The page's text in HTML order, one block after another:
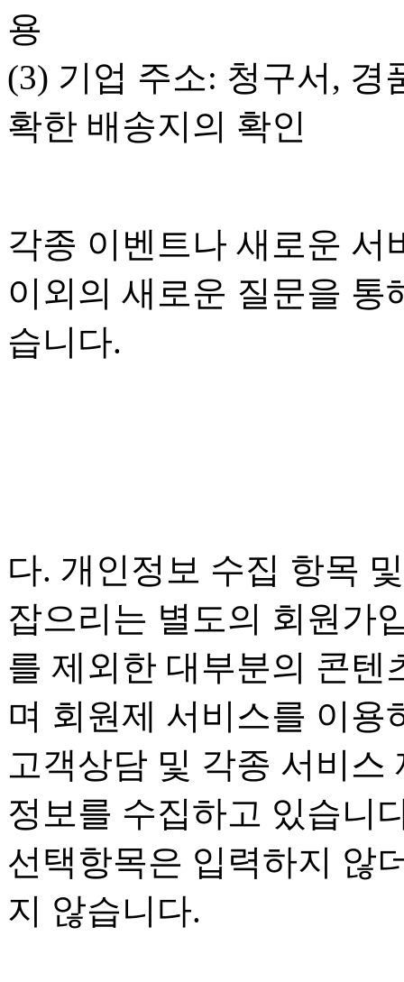
용
(3) 기업 주소: 청구서, 경
확한 배송지의 확인
각종 이벤트나 새로운 서
이외의 새로운 질문을 통
습니다.
다. 개인정보 수집 항목
잡으리는 별도의 회원가
를 제외한 대부분의 콘텐
며 회원제 서비스를 이
고객상담 및 각종 서비스
정보를 수집하고 있습니
선택항목은 입력하지 않
지 않습니다.